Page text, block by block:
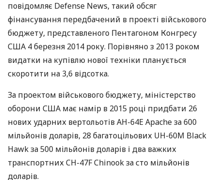
повідомляє Defense News, такий обсяг
фінансування передбачений в проекті військового
бюджету, представленого Пентагоном Конгресу
США 4 березня 2014 року. Порівняно з 2013 роком
видатки на купівлю нової техніки планується
скоротити на 3,6 відсотка.
За проектом військового бюджету, міністерство
оборони США має намір в 2015 році придбати 26
нових ударних вертольотів AH-64E Apache за 600
мільйонів доларів, 28 багатоцільових UH-60M Black
Hawk за 500 мільйонів доларів і два важких
транспортних CH-47F Chinook за сто мільйонів
доларів.